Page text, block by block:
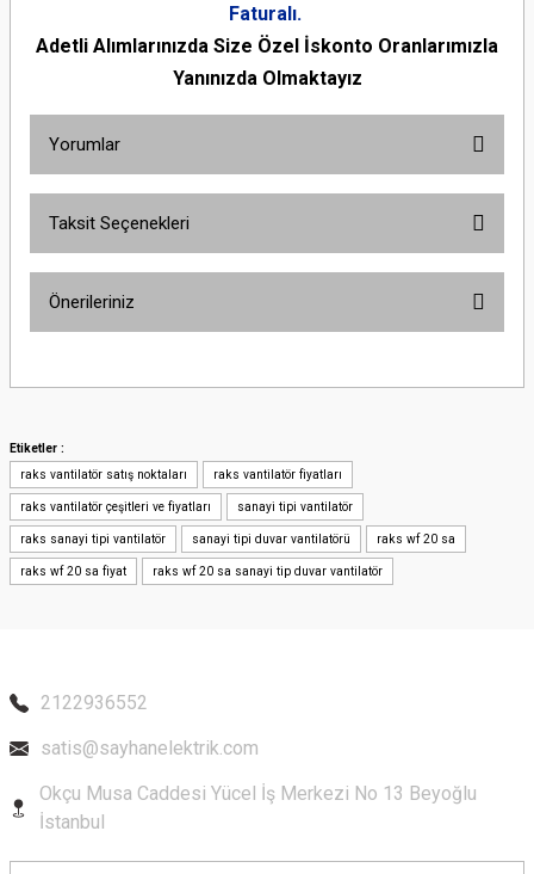
Faturalı.
Adetli Alımlarınızda Size Özel İskonto Oranlarımızla
Yanınızda Olmaktayız
Yorumlar
Taksit Seçenekleri
Önerileriniz
yetersiz gördüğünüz noktaları öneri formunu kullanarak tarafımıza
Ürün resmi kalitesiz, bozuk veya görüntülenemiyor.
Ürün açıklamasında eksik bilgiler bulunuyor.
Ürün bilgilerinde hatalar bulunuyor.
Ürün fiyatı diğer sitelerden daha pahalı.
Etiketler :
raks vantilatör satış noktaları
raks vantilatör fiyatları
raks vantilatör çeşitleri ve fiyatları sanayi tipi vantilatör
raks sanayi tipi vantilatör sanayi tipi duvar vantilatörü raks wf 20 sa
raks wf 20 sa fiyat raks wf 20 sa sanayi tip duvar vantilatör
2122936552
satis@sayhanelektrik.com
Okçu Musa Caddesi Yücel İş Merkezi No 13 Beyoğlu
İstanbul